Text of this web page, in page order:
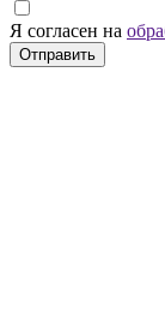
Я согласен на